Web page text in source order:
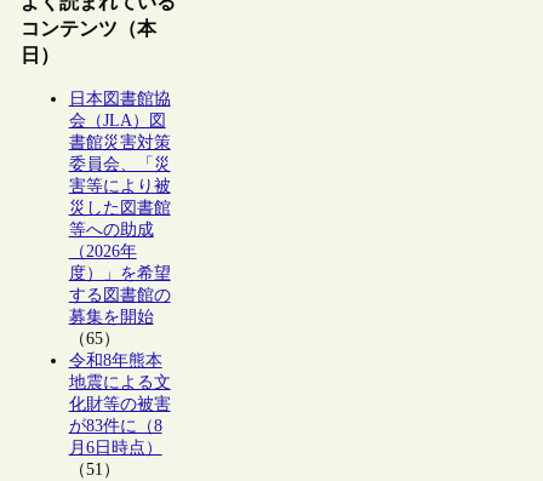
コンテンツ（本
日）
日本図書館協
会（JLA）図
書館災害対策
委員会、「災
害等により被
災した図書館
等への助成
（2026年
度）」を希望
する図書館の
募集を開始
（65）
令和8年熊本
地震による文
化財等の被害
が83件に（8
月6日時点）
（51）